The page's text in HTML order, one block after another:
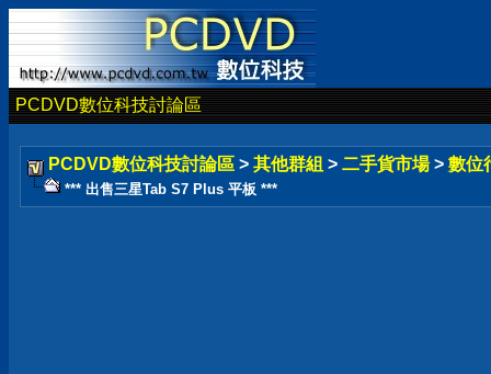
PCDVD數位科技討論區
PCDVD數位科技討論區 > 其他群組 > 二手貨市場 > 數位
*** 出售三星Tab S7 Plus 平板 ***